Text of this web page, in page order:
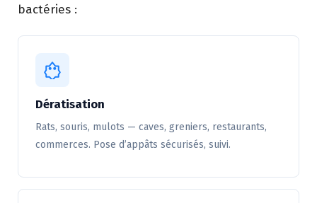
bactéries :
Dératisation
Rats, souris, mulots — caves, greniers, restaurants,
commerces. Pose d’appâts sécurisés, suivi.